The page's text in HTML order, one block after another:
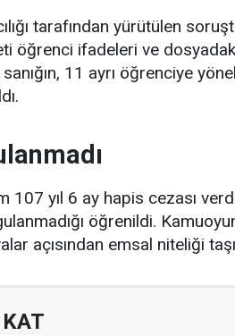
tarafından yürütülen
öğrenci ifadeleri ve
11 ayrı öğrenciye
107 yıl 6 ay hapis cezası
öğrenildi.
açısından emsal niteliği